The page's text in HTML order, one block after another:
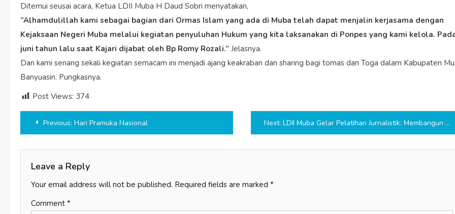
Ditemui seusai acara, Ketua LDII Muba H Daud Sobri menyatakan,
”Alhamdulillah kami sebagai bagian dari Ormas Islam yang ada di Muba telah dapat menjalin kerjasama dengan
Kejaksaan Negeri Muba melalui kegiatan penyuluhan Hukum yang kita laksanakan di Ponpes yang kami kelola.
juni tahun lalu saat Kajari dijabat oleh Bp Romy Rozali.” Jelasnya.
Dan kami senang sekali kegiatan semacam ini menjadi ajang keakraban dan sharing bagi tomas dan Toga dalam Kabupaten
Banyuasin. Pungkasnya.
Post Views: 374
Post
navigation
Previous: Hari Pramuka Nasional Next: LDII Muba Gelar Pelatihan Jurnalistik: Membangun Generasi Muda Cakap Media
Leave a Reply
Your email address will not be published. Required fields are marked *
Comment *